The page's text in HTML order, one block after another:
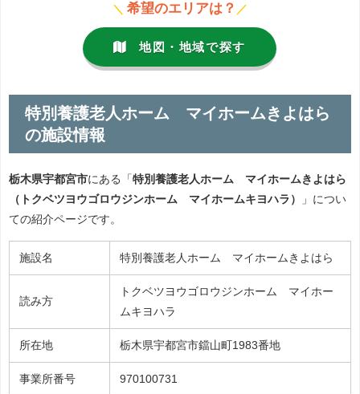
＼ 希望のエリアは？ ／
地図・地域で探す
特別養護老人ホーム マイホームきよはら
の施設情報
栃木県宇都宮市にある「 特別養護老人ホーム マイホームきよはら
（トクベツヨウゴロウジンホーム マイホームキヨハラ）
」につい
ての紹介ページです。
施設名 特別養護老人ホーム マイホームきよはら
読み方
トクベツヨウゴロウジンホーム マイホー
ムキヨハラ
所在地 栃木県宇都宮市鐺山町1983番地
事業所番号 970100731